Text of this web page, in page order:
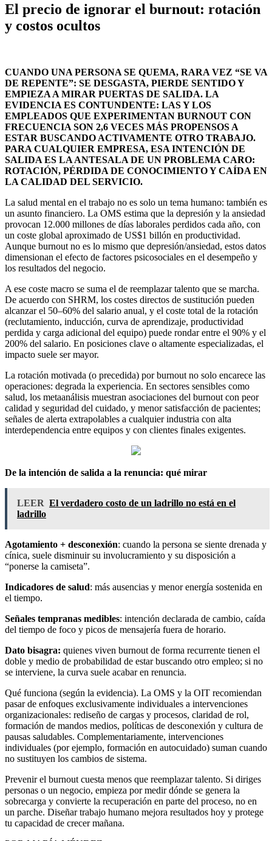
El precio de ignorar el burnout: rotación
y costos ocultos
CUANDO UNA PERSONA SE QUEMA, RARA VEZ “SE VA
DE REPENTE”: SE DESGASTA, PIERDE SENTIDO Y
EMPIEZA A MIRAR PUERTAS DE SALIDA. LA
EVIDENCIA ES CONTUNDENTE: LAS Y LOS
EMPLEADOS QUE EXPERIMENTAN BURNOUT CON
FRECUENCIA SON 2,6 VECES MÁS PROPENSOS A
ESTAR BUSCANDO ACTIVAMENTE OTRO TRABAJO.
PARA CUALQUIER EMPRESA, ESA INTENCIÓN DE
SALIDA ES LA ANTESALA DE UN PROBLEMA CARO:
ROTACIÓN, PÉRDIDA DE CONOCIMIENTO Y CAÍDA EN
LA CALIDAD DEL SERVICIO.
La salud mental en el trabajo no es solo un tema humano: también es
un asunto financiero. La OMS estima que la depresión y la ansiedad
provocan 12.000 millones de días laborales perdidos cada año, con
un coste global aproximado de US$1 billón en productividad.
Aunque burnout no es lo mismo que depresión/ansiedad, estos datos
dimensionan el efecto de factores psicosociales en el desempeño y
los resultados del negocio.
A ese coste macro se suma el de reemplazar talento que se marcha.
De acuerdo con SHRM, los costes directos de sustitución pueden
alcanzar el 50–60% del salario anual, y el coste total de la rotación
(reclutamiento, inducción, curva de aprendizaje, productividad
perdida y carga adicional del equipo) puede rondar entre el 90% y el
200% del salario. En posiciones clave o altamente especializadas, el
impacto suele ser mayor.
La rotación motivada (o precedida) por burnout no solo encarece las
operaciones: degrada la experiencia. En sectores sensibles como
salud, los metaanálisis muestran asociaciones del burnout con peor
calidad y seguridad del cuidado, y menor satisfacción de pacientes;
señales de alerta extrapolables a cualquier industria con alta
interdependencia entre equipos y con clientes finales exigentes.
De la intención de salida a la renuncia: qué mirar
LEER El verdadero costo de un ladrillo no está en el
ladrillo
Agotamiento + desconexión: cuando la persona se siente drenada y
cínica, suele disminuir su involucramiento y su disposición a
“ponerse la camiseta”.
Indicadores de salud: más ausencias y menor energía sostenida en
el tiempo.
Señales tempranas medibles: intención declarada de cambio, caída
del tiempo de foco y picos de mensajería fuera de horario.
Dato bisagra: quienes viven burnout de forma recurrente tienen el
doble y medio de probabilidad de estar buscando otro empleo; si no
se interviene, la curva suele acabar en renuncia.
Qué funciona (según la evidencia). La OMS y la OIT recomiendan
pasar de enfoques exclusivamente individuales a intervenciones
organizacionales: rediseño de cargas y procesos, claridad de rol,
formación de mandos medios, políticas de desconexión y cultura de
pausas saludables. Complementariamente, intervenciones
individuales (por ejemplo, formación en autocuidado) suman cuando
no sustituyen los cambios de sistema.
Prevenir el burnout cuesta menos que reemplazar talento. Si diriges
personas o un negocio, empieza por medir dónde se genera la
sobrecarga y convierte la recuperación en parte del proceso, no en
un parche. Diseñar trabajo humano mejora resultados hoy y protege
tu capacidad de crecer mañana.